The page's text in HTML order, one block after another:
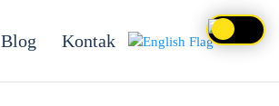
Blog Kontak